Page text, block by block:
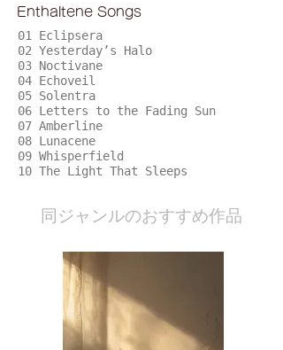
Enthaltene Songs
01 Eclipsera
02 Yesterday’s Halo
03 Noctivane
04 Echoveil
05 Solentra
06 Letters to the Fading Sun
07 Amberline
08 Lunacene
09 Whisperfield
10 The Light That Sleeps
​同ジャンルのおすすめ作品